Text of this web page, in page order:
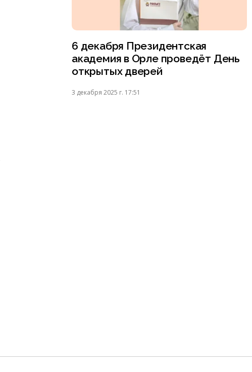
6 декабря Президентская
академия в Орле проведёт День
открытых дверей
3 декабря 2025 г. 17:51